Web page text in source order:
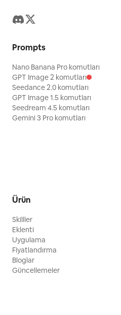
Prompts
Nano Banana Pro komutları
GPT Image 2 komutları
Seedance 2.0 komutları
GPT Image 1.5 komutları
Seedream 4.5 komutları
Gemini 3 Pro komutları
Ürün
Skilller
Eklenti
Uygulama
Fiyatlandırma
Bloglar
Güncellemeler